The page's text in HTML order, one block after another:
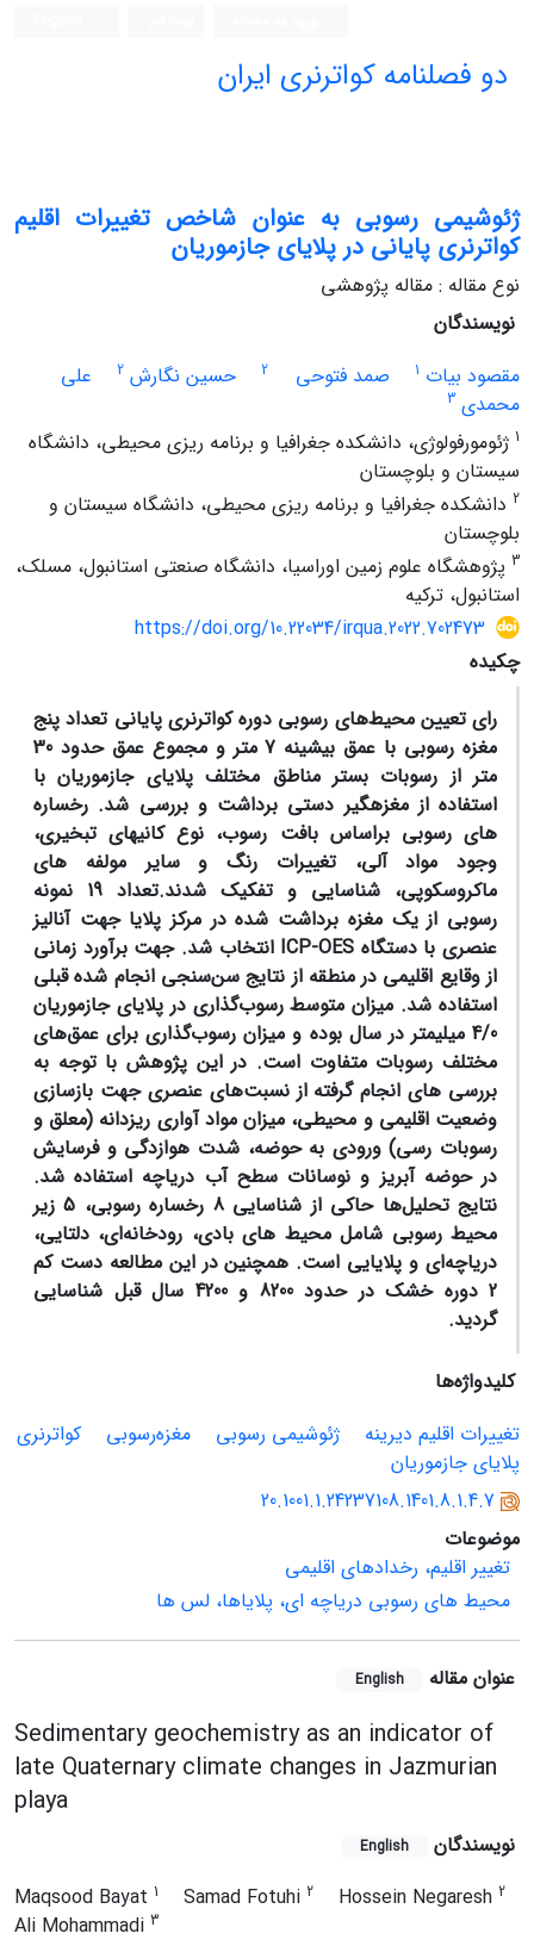
دو فصلنامه کواترنری ایران
ژئوشیمی رسوبی به عنوان شاخص تغییرات اقلیم
کواترنری پایانی در پلایای جازموریان
نوع مقاله : مقاله پژوهشی
نویسندگان
مقصود بیات 1 صمد فتوحی 2 حسین نگارش 2
علی
محمدی 3
1 ژئومورفولوژی، دانشکده جغرافیا و برنامه ریزی محیطی، دانشگاه
سیستان و بلوچستان
2 دانشکده جغرافیا و برنامه ریزی محیطی، دانشگاه سیستان و
بلوچستان
3 پژوهشگاه علوم زمین اوراسیا، دانشگاه صنعتی استانبول، مسلک،
استانبول، ترکیه
https://doi.org/10.22034/irqua.2022.702473
چکیده
رای تعیین محیط‌های رسوبی دوره کواترنری پایانی تعداد پنج
مغزه رسوبی با عمق بیشینه 7 متر و مجموع عمق حدود 30
متر از رسوبات بستر مناطق مختلف پلایای جازموریان با
استفاده از مغزه‏گیر دستی برداشت و بررسی شد. رخساره
های رسوبی براساس بافت رسوب، نوع کانی­های تبخیری،
وجود مواد آلی، تغییرات رنگ و سایر مولفه­ های
ماکروسکوپی، شناسایی و تفکیک شدند.تعداد 19 نمونه
رسوبی از یک مغزه برداشت شده در مرکز پلایا جهت آنالیز
عنصری با دستگاه ICP-OES انتخاب شد. جهت برآورد زمانی
از وقایع اقلیمی در منطقه از نتایج سن‌سنجی انجام شده قبلی
استفاده شد. میزان متوسط رسوب‌گذاری در پلایای جازموریان
4/0 میلی‏متر در سال بوده و میزان رسوب‌گذاری برای عمق‌های
مختلف رسوبات متفاوت است. در این پژوهش با توجه به
بررسی های انجام گرفته از نسبت‌های عنصری جهت بازسازی
وضعیت اقلیمی و محیطی، میزان مواد آواری ریزدانه (معلق و
رسوبات رسی) ورودی به حوضه، شدت هوازدگی و فرسایش
در حوضه آبریز و نوسانات سطح آب دریاچه استفاده شد.
نتایج تحلیل
ها حاکی از شناسایی 8 رخساره رسوبی، 5 زیر
محیط رسوبی شامل محیط های بادی، رودخانهای، دلتایی،
دریاچهای و پلایایی است. همچنین در این مطالعه دست کم
2 دوره خشک در حدود 8200 و 4200 سال قبل شناسایی
گردید.
کلیدواژه‌ها
تغییرات اقلیم دیرینه
ژئوشیمی رسوبی مغزه‌رسوبی
کواترنری
پلایای جازموریان
20.1001.1.24237108.1401.8.1.4.7
موضوعات
تغییر اقلیم، رخدادهای اقلیمی
محیط های رسوبی دریاچه ای، پلایاها، لس ها
عنوان مقاله English
Sedimentary geochemistry as an indicator of
late Quaternary climate changes in Jazmurian
playa
نویسندگان English
Maqsood Bayat 1 Samad Fotuhi 2 Hossein Negaresh 2
Ali Mohammadi 3